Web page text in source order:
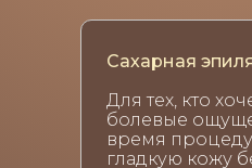
Сахарная
Для тех, кто
болевые
время
гладкую кожу